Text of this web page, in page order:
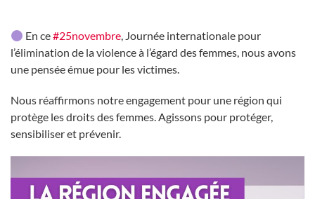
En ce#25novembre, Journée internationale pour
l’élimination de la violence à l’égard des femmes, nous avons
une pensée émue pour les victimes.
Nous réaffirmons notre engagement pour une région qui
protège les droits des femmes. Agissons pour protéger,
sensibiliser et prévenir.